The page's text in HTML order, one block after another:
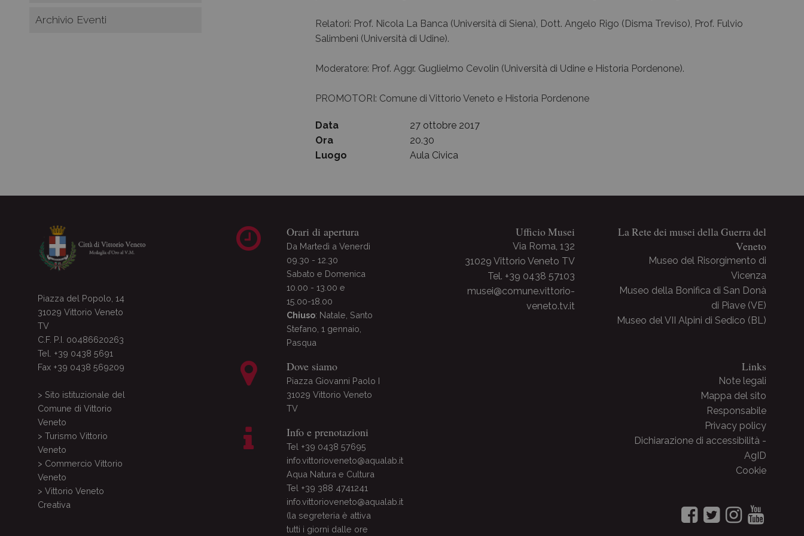
Archivio Storico
Archivio Eventi
Relatori: Prof. Nicola La Banca (Università di Siena), Dott. Angelo Rigo (Disma Treviso), Prof. Fulvio
Salimbeni (Università di Udine).
Moderatore: Prof. Aggr. Guglielmo Cevolin (Università di Udine e Historia Pordenone).
PROMOTORI: Comune di Vittorio Veneto e Historia Pordenone
Data
27 ottobre 2017
Ora
20.30
Luogo
Aula Civica
Piazza del Popolo, 14
31029 Vittorio Veneto
TV
C.F. P.I. 00486620263
Tel. +39 0438 5691
Fax +39 0438 569209
> Sito istituzionale del
Comune di Vittorio
Veneto
> Turismo Vittorio
Veneto
> Commercio Vittorio
Veneto
> Vittorio Veneto
Creativa
Orari di apertura
Da Martedì a Venerdì
09.30 - 12.30
Sabato e Domenica
10.00 - 13.00 e
15.00-18.00
Chiuso: Natale, Santo
Stefano, 1 gennaio,
Pasqua
Dove siamo
Piazza Giovanni Paolo I
31029 Vittorio Veneto
TV
Info e prenotazioni
Tel +39 0438 57695
info.vittorioveneto@aqualab.it
Aqua Natura e Cultura
Tel +39 388 4741241
info.vittorioveneto@aqualab.it
(la segreteria è attiva
tutti i giorni dalle ore
Ufficio Musei
Via Roma, 132
31029 Vittorio Veneto TV
Tel. +39 0438 57103
musei@comune.vittorio-
veneto.tv.it
La Rete dei musei della Guerra del
Veneto
Museo del Risorgimento di
Vicenza
Museo della Bonifica di San Donà
di Piave (VE)
Museo del VII Alpini di Sedico (BL)
Links
Note legali
Mappa del sito
Responsabile
Privacy policy
Dichiarazione di accessibilità -
AgID
Cookie